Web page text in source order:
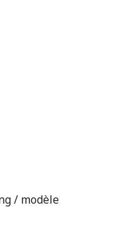
/ modèle